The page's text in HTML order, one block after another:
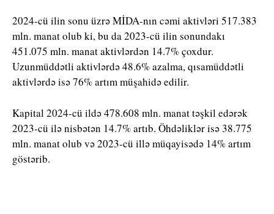
2024-cü ilin sonu üzrə MİDA-nın cəmi aktivləri 517.383
mln. manat olub ki, bu da 2023-cü ilin sonundakı
451.075 mln. manat aktivlərdən 14.7% çoxdur.
Uzunmüddətli aktivlərdə 48.6% azalma, qısamüddətli
aktivlərdə isə 76% artım müşahidə edilir.
Kapital 2024-cü ildə 478.608 mln. manat təşkil edərək
2023-cü ilə nisbətən 14.7% artıb. Öhdəliklər isə 38.775
mln. manat olub və 2023-cü illə müqayisədə 14% artım
göstərib.